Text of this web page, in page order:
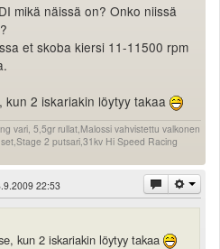
mikä näissä on? Onko niissä
et skoba kiersi 11-11500 rpm
2 iskariakin löytyy takaa
vari, 5,5gr rullat,Malossi vahvistettu valkonen
2 putsari,31kv Hi Speed Racing
22:53
kun 2 iskariakin löytyy takaa